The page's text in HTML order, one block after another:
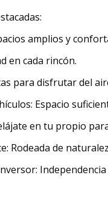
amplios y
en cada rincón.
para disfrutar del
Espacio
en tu propio
Rodeada de